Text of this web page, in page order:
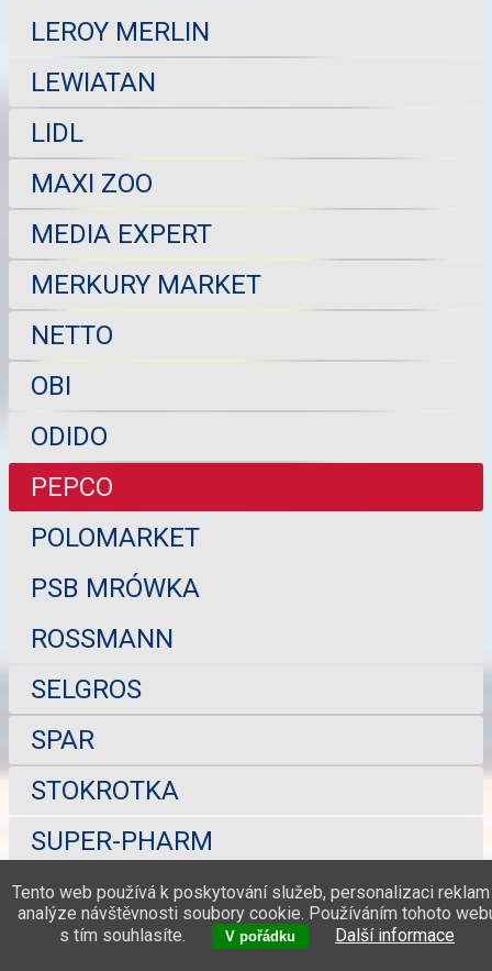
LEROY MERLIN
LEWIATAN
LIDL
MAXI ZOO
MEDIA EXPERT
MERKURY MARKET
NETTO
OBI
ODIDO
PEPCO
POLOMARKET
PSB MRÓWKA
ROSSMANN
SELGROS
SPAR
STOKROTKA
SUPER-PHARM
TCHIBO
TEDI
Tento web používá k poskytování služeb, personalizaci reklam
analýze návštěvnosti soubory cookie. Používáním tohoto
s tím souhlasíte.
V pořádku Další informace